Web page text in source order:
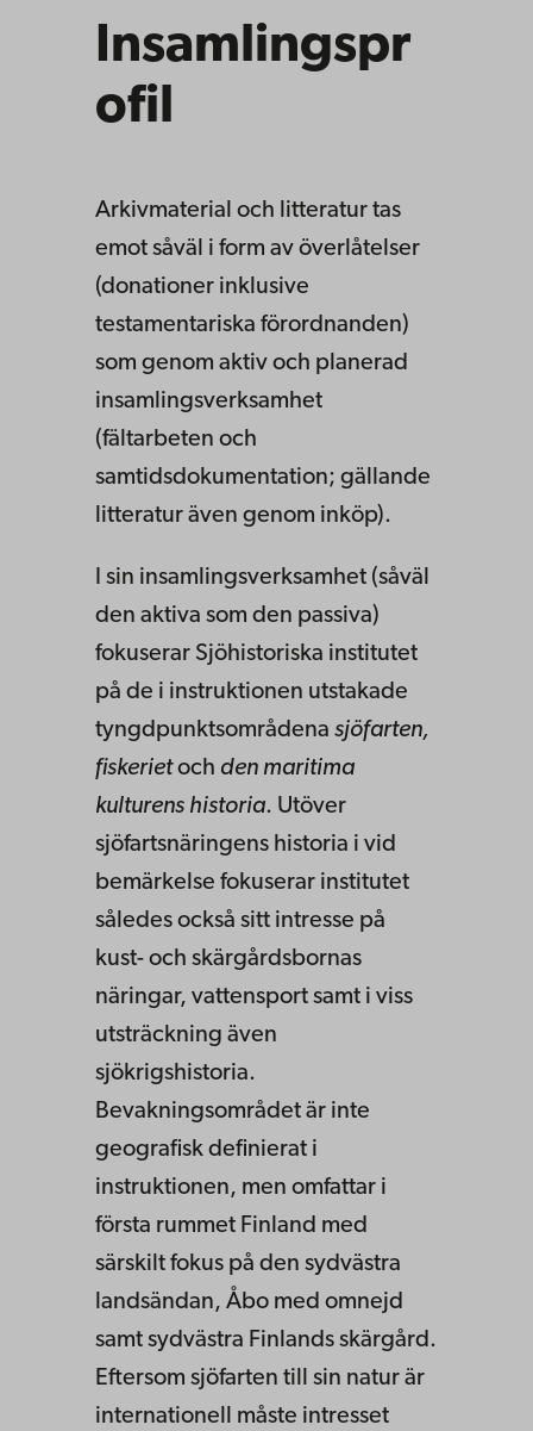
Insamlingspr
ofil
Arkivmaterial och litteratur tas
emot såväl i form av överlåtelser
(donationer inklusive
testamentariska förordnanden)
som genom aktiv och planerad
insamlingsverksamhet
(fältarbeten och
samtidsdokumentation; gällande
litteratur även genom inköp).
I sin insamlingsverksamhet (såväl
den aktiva som den passiva)
fokuserar Sjöhistoriska institutet
på de i instruktionen utstakade
tyngdpunktsområdena sjöfarten,
fiskerietoch den maritima
kulturens historia. Utöver
sjöfartsnäringens historia i vid
bemärkelse fokuserar institutet
således också sitt intresse på
kust- och skärgårdsbornas
näringar, vattensport samt i viss
utsträckning även
sjökrigshistoria.
Bevakningsområdet är inte
geografisk definierat i
instruktionen, men omfattar i
första rummet Finland med
särskilt fokus på den sydvästra
landsändan, Åbo med omnejd
samt sydvästra Finlands skärgård.
Eftersom sjöfarten till sin natur är
internationell måste intresset